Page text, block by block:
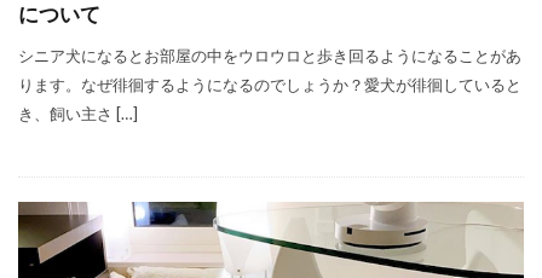
について
シニア犬になるとお部屋の中をウロウロと歩き回るようになることがあ
ります。なぜ徘徊するようになるのでしょうか？愛犬が徘徊していると
き、飼い主さ […]